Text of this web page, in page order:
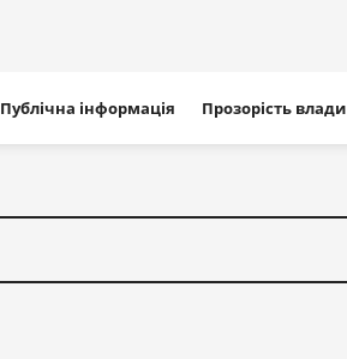
Публічна інформація Прозорість влади